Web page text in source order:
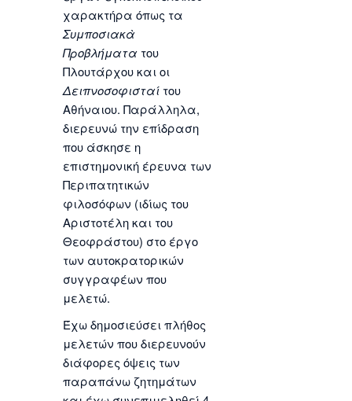
χαρακτήρα όπως τα
Συμποσιακὰ
Προβλήματατου
Πλουτάρχου και οι
Δειπνοσοφισταίτου
Αθήναιου. Παράλληλα,
διερευνώ την επίδραση
που άσκησε η
επιστημονική έρευνα των
Περιπατητικών
φιλοσόφων (ιδίως του
Αριστοτέλη και του
Θεοφράστου) στο έργο
των αυτοκρατορικών
συγγραφέων που
μελετώ.
Έχω δημοσιεύσει πλήθος
μελετών που διερευνούν
διάφορες όψεις των
παραπάνω ζητημάτων